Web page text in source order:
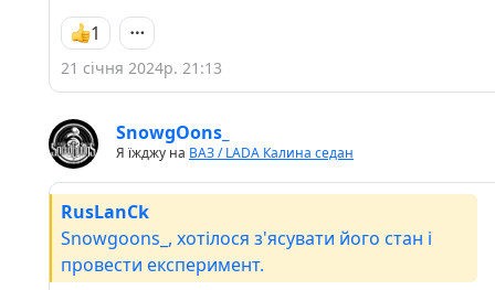
1
21 січня 2024р. 21:13
SnowgOons_
Я їжджу на ВАЗ / LADA Калина седан
RusLanCk
Snowgoons_, хотілося з'ясувати його стан і
провести експеримент.